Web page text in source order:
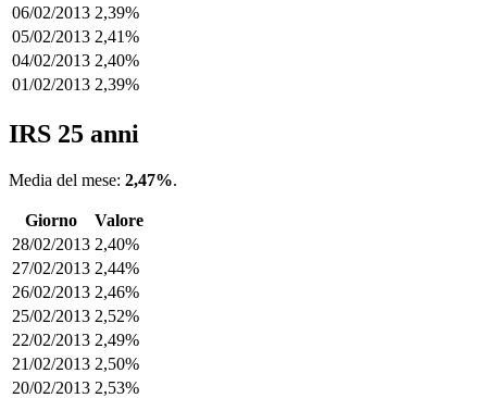
06/02/2013 2,39%
05/02/2013 2,41%
04/02/2013 2,40%
01/02/2013 2,39%
IRS 25 anni
Media del mese: 2,47%.
Giorno
Valore
28/02/2013 2,40%
27/02/2013 2,44%
26/02/2013 2,46%
25/02/2013 2,52%
22/02/2013 2,49%
21/02/2013 2,50%
20/02/2013 2,53%